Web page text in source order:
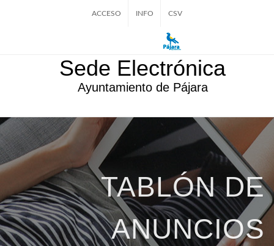
ACCESO INFO CSV
Sede Electrónica
Ayuntamiento de Pájara
TABLÓN DE
ANUNCIOS